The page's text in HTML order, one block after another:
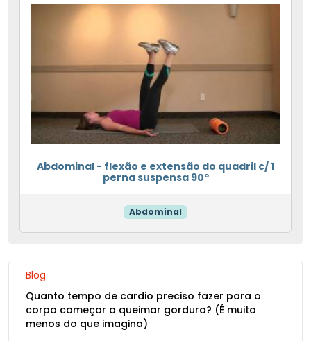
Abdominal - flexão e extensão do quadril c/ 1
perna suspensa 90º
Abdominal
Blog
Quanto tempo de cardio preciso fazer para o
corpo começar a queimar gordura? (É muito
menos do que imagina)